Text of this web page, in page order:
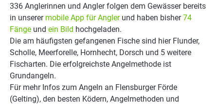
336 Anglerinnen und Angler folgen dem Gewässer bereits
in unserer mobile App für Anglerund haben bisher74
Fänge und ein Bild hochgeladen.
Die am häufigsten gefangenen Fische sind hier Flunder,
Scholle, Meerforelle, Hornhecht, Dorsch und 5 weitere
Fischarten. Die erfolgreichste Angelmethode ist
Grundangeln.
Für mehr Infos zum Angeln an Flensburger Förde
(Gelting), den besten Ködern, Angelmethoden und